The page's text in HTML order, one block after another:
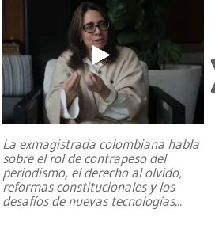
La exmagistrada colombiana habla
sobre el rol de contrapeso del
periodismo, el derecho al olvido,
reformas constitucionales y los
desafíos de nuevas tecnologías...